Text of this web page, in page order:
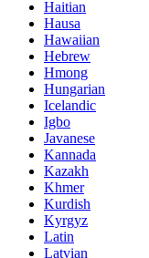
Haitian
Hausa
Hawaiian
Hebrew
Hmong
Hungarian
Icelandic
Igbo
Javanese
Kannada
Kazakh
Khmer
Kurdish
Kyrgyz
Latin
Latvian